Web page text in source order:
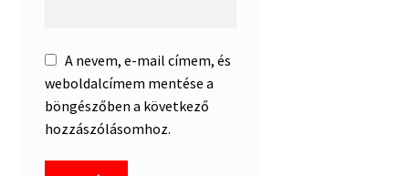
A nevem, e-mail címem, és
weboldalcímem mentése a
böngészőben a következő
hozzászólásomhoz.